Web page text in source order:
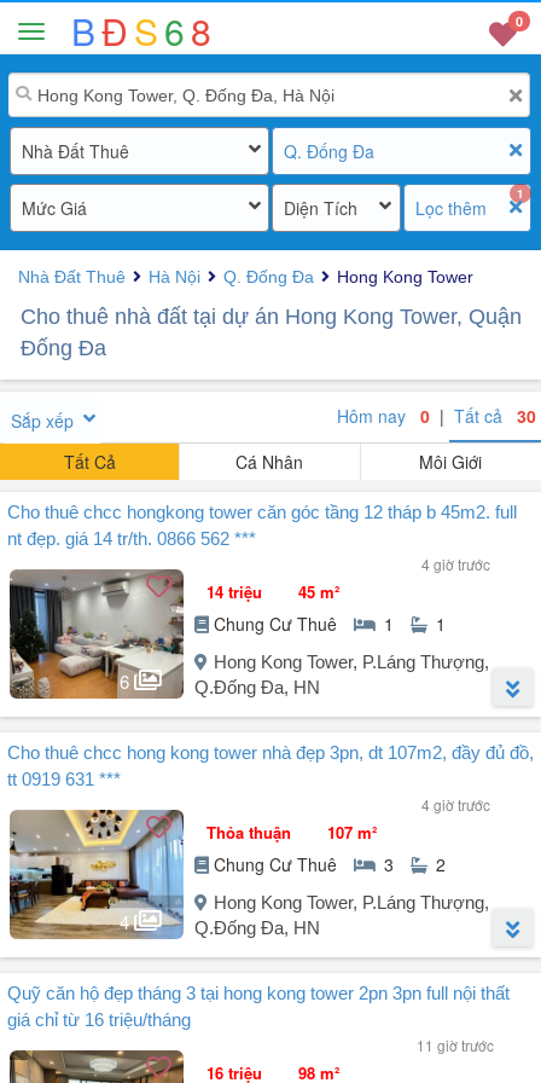
BĐS68 0
Nhà Đất Thuê Q. Đống Đa
Mức Giá Diện Tích
1
Lọc thêm
Nhà Đất Thuê Hà Nội Q. Đống Đa Hong Kong Tower
Cho thuê nhà đất tại dự án Hong Kong Tower, Quận
Đống Đa
Sắp xếp Hôm nay 0 | Tất cả 30
Tất Cả
Cá Nhân Môi Giới
Cho thuê chcc hongkong tower căn góc tầng 12 tháp b 45m2. full
nt đẹp. giá 14 tr/th. 0866 562 ***
4 giờ trước
6
14 triệu 45 m²
Chung Cư Thuê 1 1
Hong Kong Tower, P.Láng Thượng,
Q.Đống Đa, HN
Người đăng: Lê Lựu
(19 tin đăng)
Cho thuê căn hộ chung cư Hongkong Tower:
- Tháp B, tầng 12 view sang Đại sứ quán Nga.
- Gia chủ muốn cho thuê HĐ lâu dài, tối thiểu 12 tháng;
Cọc 1 thanh toán trước 6 tháng.
- Giá thuê:
+ Giá net chưa thuế 14 triệu/tháng.
+ Tiền thuế VAT & thuế TNCN do người thuê thanh toán.
Cho thuê chcc hong kong tower nhà đẹp 3pn, dt 107m2, đầy đủ đồ,
tt 0919 631 ***
4 giờ trước
4
Thỏa thuận 107 m²
Chung Cư Thuê 3 2
Hong Kong Tower, P.Láng Thượng,
Q.Đống Đa, HN
Người đăng: Phan Thành
(14 tin đăng)
Cần cho thuê căn hộ tòa B, diện tích 107m² khu chung cư cao cấp
Thiết kế căn hộ với 3 phòng ngủ, 2 WC, đầy đủ đồ, ban công đông
Quỹ căn hộ đẹp tháng 3 tại hong kong tower 2pn 3pn full nội thất
giá chỉ từ 16 triệu/tháng
11 giờ trước
16 triệu 98 m²